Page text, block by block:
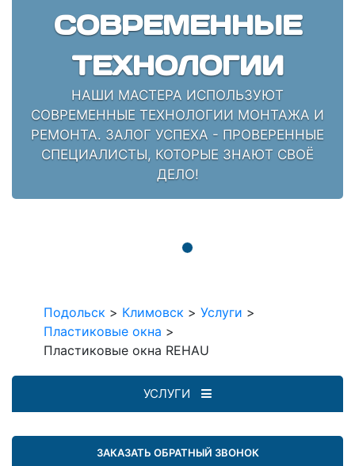
СОВРЕМЕННЫЕ
ТЕХНОЛОГИИ
НАШИ МАСТЕРА ИСПОЛЬЗУЮТ
СОВРЕМЕННЫЕ ТЕХНОЛОГИИ МОНТАЖА И
РЕМОНТА. ЗАЛОГ УСПЕХА - ПРОВЕРЕННЫЕ
СПЕЦИАЛИСТЫ, КОТОРЫЕ ЗНАЮТ СВОЁ
ДЕЛО!
Подольск > Климовск > Услуги >
Пластиковые окна >
Пластиковые окна REHAU
УСЛУГИ
ЗАКАЗАТЬ ОБРАТНЫЙ ЗВОНОК